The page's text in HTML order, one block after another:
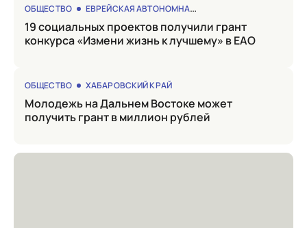
ОБЩЕСТВО ЕВРЕЙСКАЯ АВТОНОМНАЯ ОБЛАСТЬ
19 социальных проектов получили грант
конкурса «Измени жизнь к лучшему» в ЕАО
ОБЩЕСТВО ХАБАРОВСКИЙ КРАЙ
Молодежь на Дальнем Востоке может
получить грант в миллион рублей